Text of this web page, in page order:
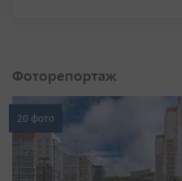
Фоторепортаж
20 фото